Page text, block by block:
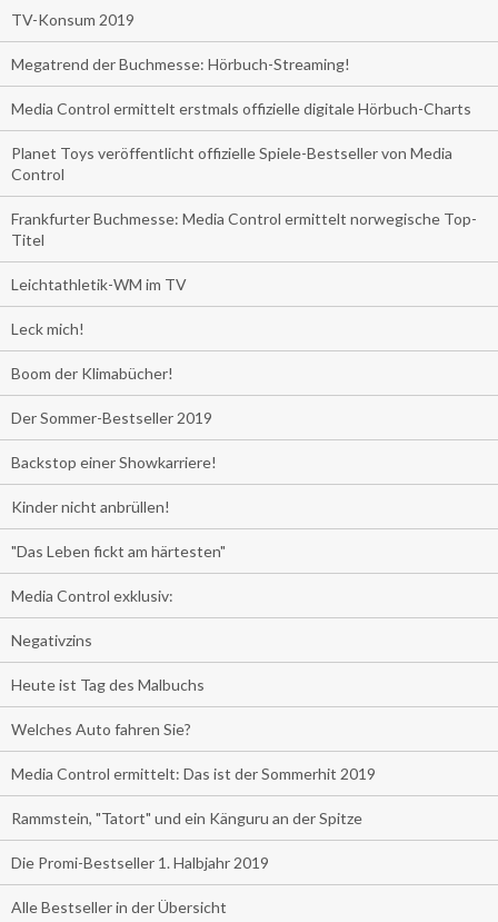
TV-Konsum 2019
Megatrend der Buchmesse: Hörbuch-Streaming!
Media Control ermittelt erstmals offizielle digitale Hörbuch-Charts
Planet Toys veröffentlicht offizielle Spiele-Bestseller von Media
Control
Frankfurter Buchmesse: Media Control ermittelt norwegische Top-
Titel
Leichtathletik-WM im TV
Leck mich!
Boom der Klimabücher!
Der Sommer-Bestseller 2019
Backstop einer Showkarriere!
Kinder nicht anbrüllen!
"Das Leben fickt am härtesten"
Media Control exklusiv:
Negativzins
Heute ist Tag des Malbuchs
Welches Auto fahren Sie?
Media Control ermittelt: Das ist der Sommerhit 2019
Rammstein, "Tatort" und ein Känguru an der Spitze
Die Promi-Bestseller 1. Halbjahr 2019
Alle Bestseller in der Übersicht